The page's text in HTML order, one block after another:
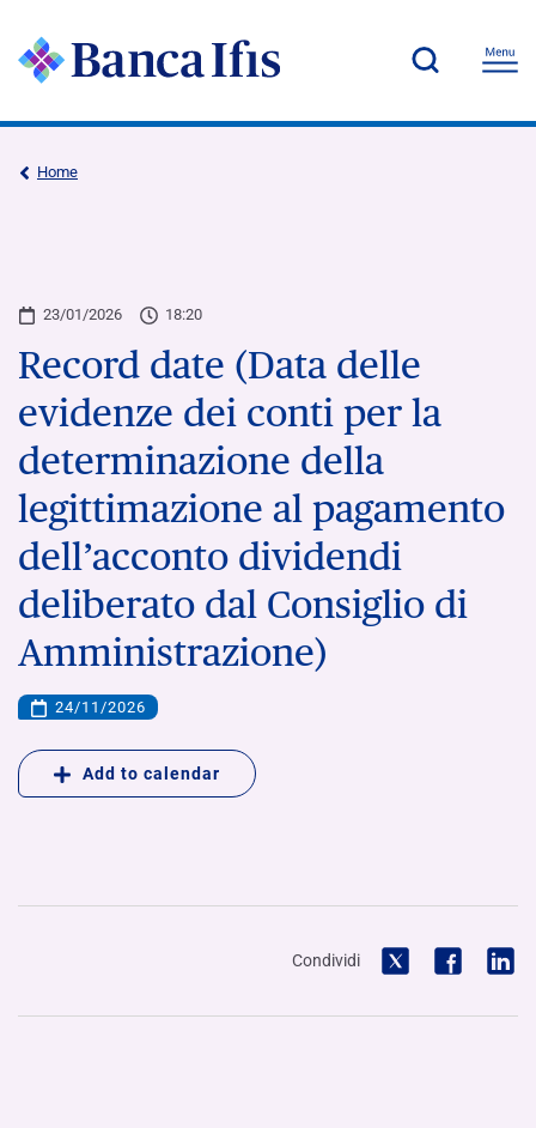
Home
23/01/2026 18:20
Record date (Data delle
evidenze dei conti per la
determinazione della
legittimazione al pagamento
dell’acconto dividendi
deliberato dal Consiglio di
Amministrazione)
24/11/2026
Add to calendar
Condividi